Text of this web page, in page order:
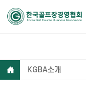
KGBA소개